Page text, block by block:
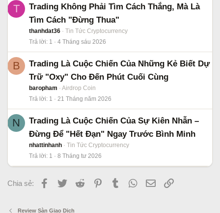
T
Trading Không Phải Tìm Cách Thắng, Mà Là
Tìm Cách "Đừng Thua"
thanhdat36
Tin Tức Cryptocurrency
Trả lời 1 4 Tháng sáu 2026
B
Trading Là Cuộc Chiến Của Những Kẻ Biết Dự
Trữ "Oxy" Cho Đến Phút Cuối Cùng
baropham
Airdrop Coin
Trả lời 1 21 Tháng năm 2026
N
Trading Là Cuộc Chiến Của Sự Kiên Nhẫn –
Đừng Để "Hết Đạn" Ngay Trước Bình Minh
nhattinhanh
Tin Tức Cryptocurrency
Trả lời 1 8 Tháng tư 2026
Chia sẻ: Facebook
Twitter Reddit PinterestTumblr WhatsApp
Email
Review Sàn Giao Dịch